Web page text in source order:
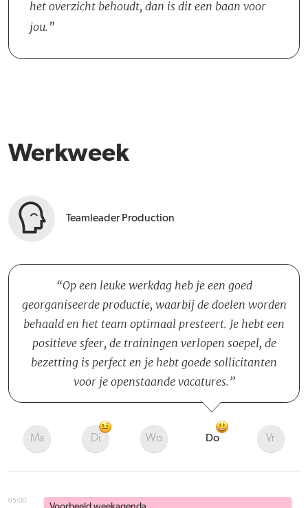
het overzicht behoudt, dan is dit een baan voor
jou.
Werkweek
Teamleader Production
Op een leuke werkdag heb je een goed
georganiseerde productie, waarbij de doelen worden
behaald en het team optimaal presteert. Je hebt een
positieve sfeer, de trainingen verlopen soepel, de
bezetting is perfect en je hebt goede sollicitanten
voor je openstaande vacatures.
Ma Di Wo Do Vr
05:00